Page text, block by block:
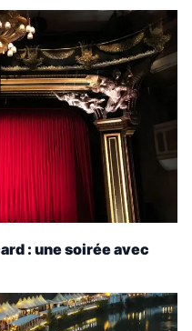
: une soirée avec